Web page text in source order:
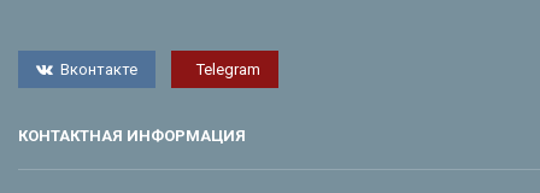
Вконтакте Telegram
КОНТАКТНАЯ ИНФОРМАЦИЯ